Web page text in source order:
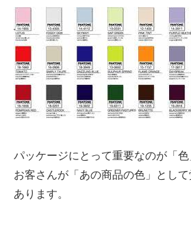
パッケージにとって重要なのが「色
お客さんが「あの商品の色」とし
あります。